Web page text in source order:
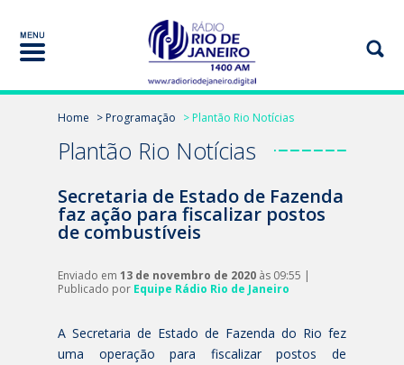
Home > Programação > Plantão Rio Notícias
Plantão Rio Notícias
Secretaria de Estado de Fazenda
faz ação para fiscalizar postos
de combustíveis
Enviado em 13 de novembro de 2020 às 09:55 |
Publicado por Equipe Rádio Rio de Janeiro
A Secretaria de Estado de Fazenda do Rio fez
uma operação para fiscalizar postos de